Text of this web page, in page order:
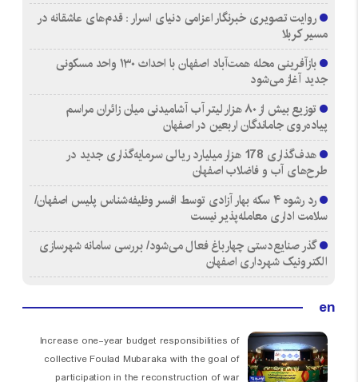
روایت تصویری خبرنگار اعزامی دنیای اسرار : قدم‌های عاشقانه در
مسیر کربلا
بازآفرینی محله همت‌آباد اصفهان با احداث ۱۳۰ واحد مسکونی
جدید آغاز می‌شود
توزیع بیش از ۸۰ هزار لیتر آب آشامیدنی میان زائران مراسم
پیاده‌روی جاماندگان اربعین در اصفهان
هدف‌گذاری 178 هزار میلیارد ریالی سرمایه‌گذاری جدید در
طرح‌های آب و فاضلاب اصفهان
رد رشوه ۴ سکه بهار آزادی توسط افسر وظیفه‌شناس پلیس اصفهان/
سلامت اداری معامله‌پذیر نیست
گذر صنایع‌دستی چهارباغ فعال می‌شود/ بررسی سامانه شهرسازی
الکترونیک شهرداری اصفهان
en
Increase one-year budget responsibilities of
collective Foulad Mubaraka with the goal of
participation in the reconstruction of war